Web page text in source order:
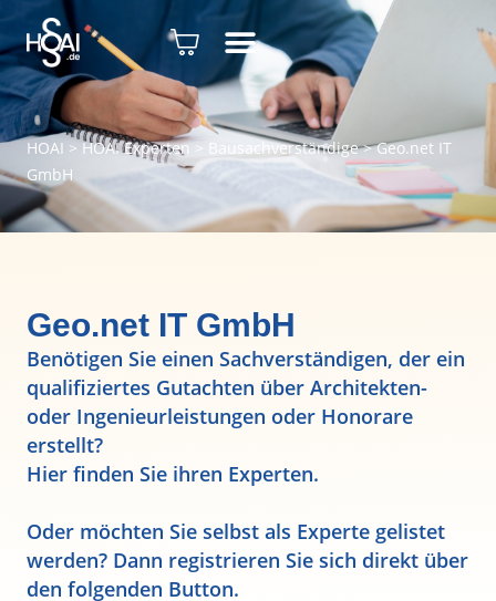
HOAI > HOAI Experten> Bausachverständige>Geo.net IT
GmbH
Geo.net IT GmbH
Benötigen Sie einen Sachverständigen, der ein
qualifiziertes Gutachten über Architekten-
oder Ingenieurleistungen oder Honorare
erstellt?
Hier finden Sie ihren Experten.
Oder möchten Sie selbst als Experte gelistet
werden? Dann registrieren Sie sich direkt über
den folgenden Button.